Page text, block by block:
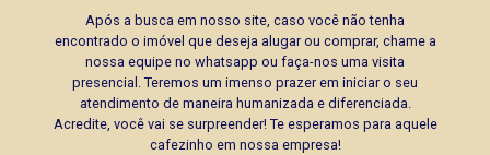
Após a busca em nosso site, caso você não tenha
encontrado o imóvel que deseja alugar ou comprar, chame a
nossa equipe no whatsapp ou faça-nos uma visita
presencial. Teremos um imenso prazer em iniciar o seu
atendimento de maneira humanizada e diferenciada.
Acredite, você vai se surpreender! Te esperamos para aquele
cafezinho em nossa empresa!